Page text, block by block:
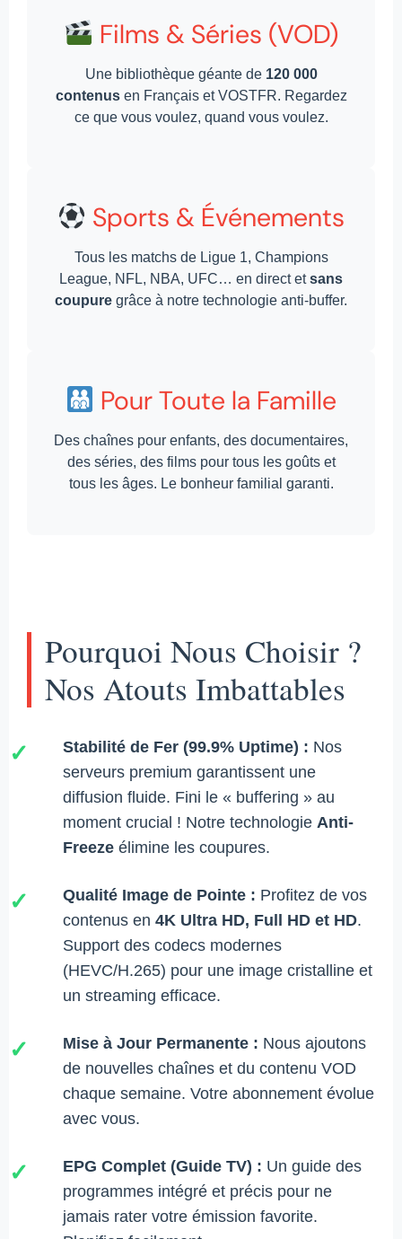
Films & Séries (VOD)
Une bibliothèque géante de 120 000
contenusen Français et VOSTFR. Regardez
ce que vous voulez, quand vous voulez.
Sports & Événements
Tous les matchs de Ligue 1, Champions
League, NFL, NBA, UFC… en direct etsans
coupure grâce à notre technologie anti-buffer.
Pour Toute la Famille
Des chaînes pour enfants, des documentaires,
des séries, des films pour tous les goûts et
tous les âges. Le bonheur familial garanti.
Pourquoi Nous Choisir ?
Nos Atouts Imbattables
✓ Stabilité de Fer (99.9% Uptime) : Nos
serveurs premium garantissent une
diffusion fluide. Fini le « buffering » au
moment crucial ! Notre technologie Anti-
Freeze élimine les coupures.
✓ Qualité Image de Pointe : Profitez de vos
contenus en 4K Ultra HD, Full HD et HD.
Support des codecs modernes
(HEVC/H.265) pour une image cristalline et
un streaming efficace.
✓ Mise à Jour Permanente : Nous ajoutons
de nouvelles chaînes et du contenu VOD
chaque semaine. Votre abonnement évolue
avec vous.
✓ EPG Complet (Guide TV) : Un guide des
programmes intégré et précis pour ne
jamais rater votre émission favorite.